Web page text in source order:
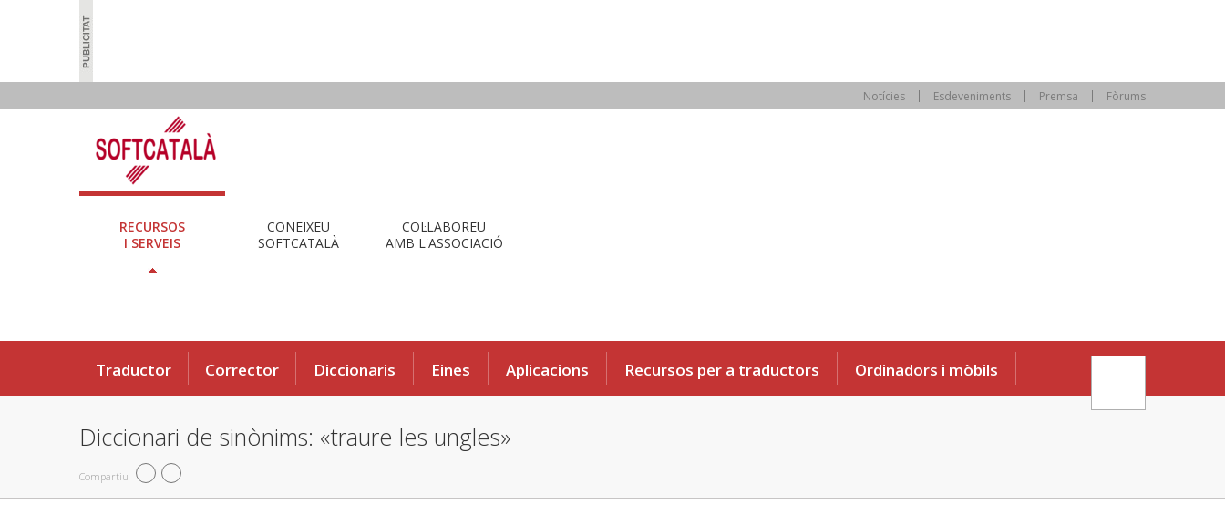
Notícies Esdeveniments Premsa Fòrums
RECURSOS
I SERVEIS
CONEIXEU
SOFTCATALÀ
COL·LABOREU
AMB L'ASSOCIACIÓ
Traductor Corrector Diccionaris Eines Aplicacions Recursos per a traductors Ordinadors i mòbils
Diccionari de sinònims: «traure les ungles»
Compartiu